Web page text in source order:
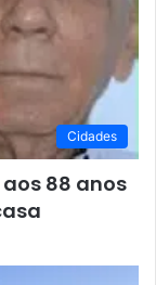
Cidades
88 anos